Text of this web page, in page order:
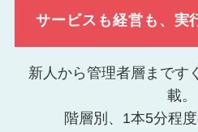
サービスも経営も、実
新人から管理者層まです
載。
階層別、1本5分程